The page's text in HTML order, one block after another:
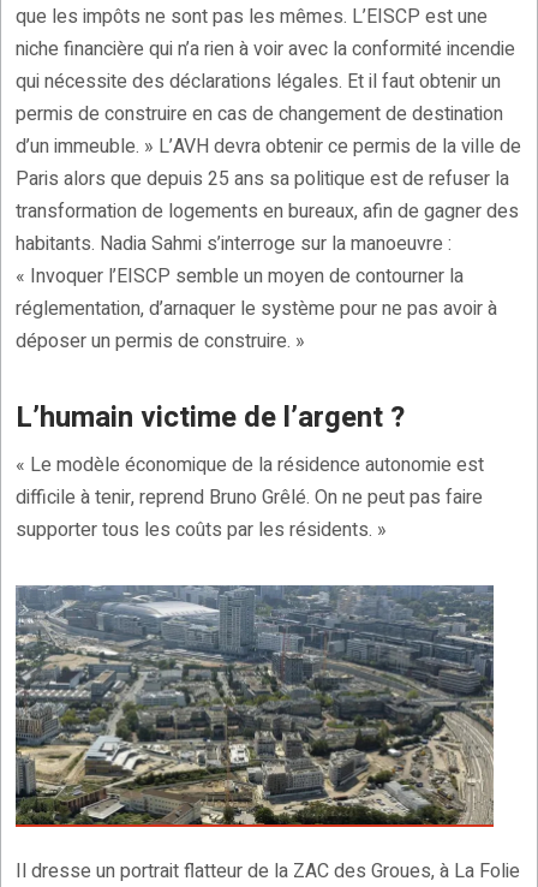
que les impôts ne sont pas les mêmes. L’EISCP est une
niche financière qui n’a rien à voir avec la conformité incendie
qui nécessite des déclarations légales. Et il faut obtenir un
permis de construire en cas de changement de destination
d’un immeuble. » L’AVH devra obtenir ce permis de la ville de
Paris alors que depuis 25 ans sa politique est de refuser la
transformation de logements en bureaux, afin de gagner des
habitants. Nadia Sahmi s’interroge sur la manoeuvre :
« Invoquer l’EISCP semble un moyen de contourner la
réglementation, d’arnaquer le système pour ne pas avoir à
déposer un permis de construire. »
L’humain victime de l’argent ?
« Le modèle économique de la résidence autonomie est
difficile à tenir, reprend Bruno Grêlé. On ne peut pas faire
supporter tous les coûts par les résidents. »
Il dresse un portrait flatteur de la ZAC des Groues, à La Folie